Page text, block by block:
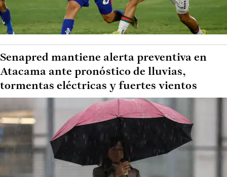
Senapred mantiene alerta preventiva en
Atacama ante pronóstico de lluvias,
tormentas eléctricas y fuertes vientos